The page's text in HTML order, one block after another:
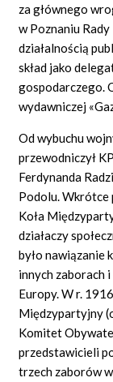
za głównego
w Poznaniu
działalnością
skład jako
gospodarczego.
wydawniczej
Od wybuchu
przewodniczył
Ferdynanda
Podolu. Wkrótce
Koła
działaczy
było nawiązanie
innych zaborach
Europy. W r.
Międzypartyjny
Komitet
przedstawicieli
trzech zaborów